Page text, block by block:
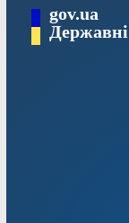
вмісту
gov.ua